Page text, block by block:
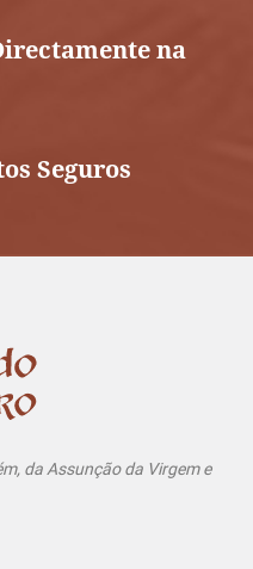
na
Seguros
da Assunção da Virgem e